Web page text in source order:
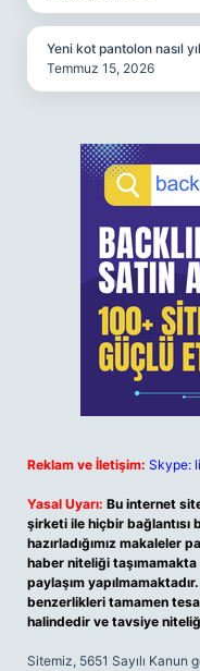
Yeni kot pantolon nasıl
Temmuz 15, 2026
Reklam ve İletişim: Skype:
Yasal Uyarı: Bu internet
şirketi ile hiçbir bağlantısı
hazırladığımız makaleler
haber niteliği
paylaşım
benzerlikleri tamamen
halindedir ve tavsiye
Sitemiz, 5651 Sayılı